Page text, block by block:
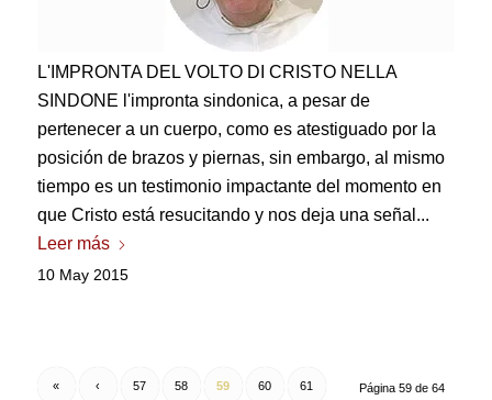
L'IMPRONTA DEL VOLTO DI CRISTO NELLA
SINDONE l'impronta sindonica, a pesar de
pertenecer a un cuerpo, como es atestiguado por la
posición de brazos y piernas, sin embargo, al mismo
tiempo es un testimonio impactante del momento en
que Cristo está resucitando y nos deja una señal...
Leer más
10 May 2015
Página 59 de 64
« ‹ 57 58 59 60 61